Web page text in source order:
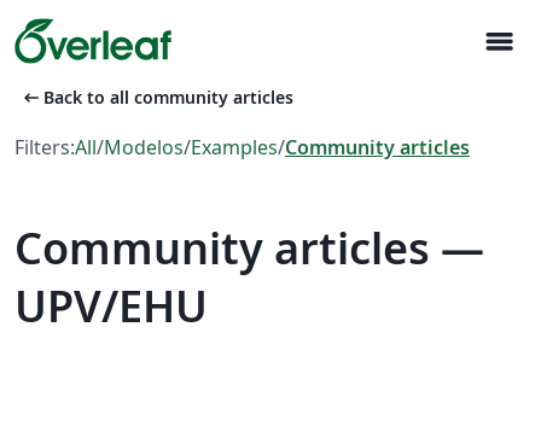
menu
arrow_left_alt Back to all community articles
Filters:All/Modelos/Examples/Community articles
Community articles —
UPV/EHU